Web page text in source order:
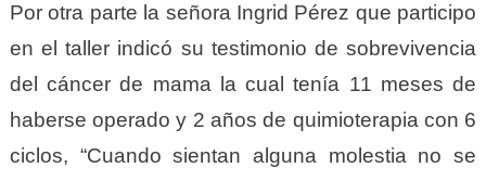
Por otra parte la señora Ingrid Pérez que participo
en el taller indicó su testimonio de sobrevivencia
del cáncer de mama la cual tenía 11 meses de
haberse operado y 2 años de quimioterapia con 6
ciclos, “Cuando sientan alguna molestia no se